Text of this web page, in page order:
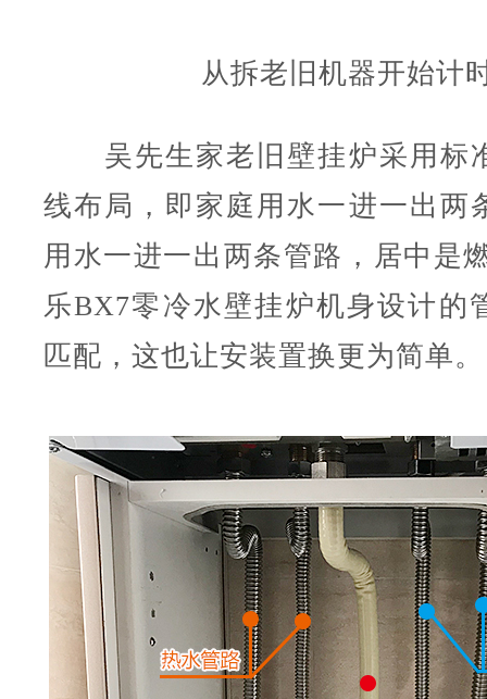
从拆老旧机器开始计
吴先生家老旧壁挂炉采用标
线布局，即家庭用水一进一出两
用水一进一出两条管路，居中是
乐BX7零冷水壁挂炉机身设计的
匹配，这也让安装置换更为简单。